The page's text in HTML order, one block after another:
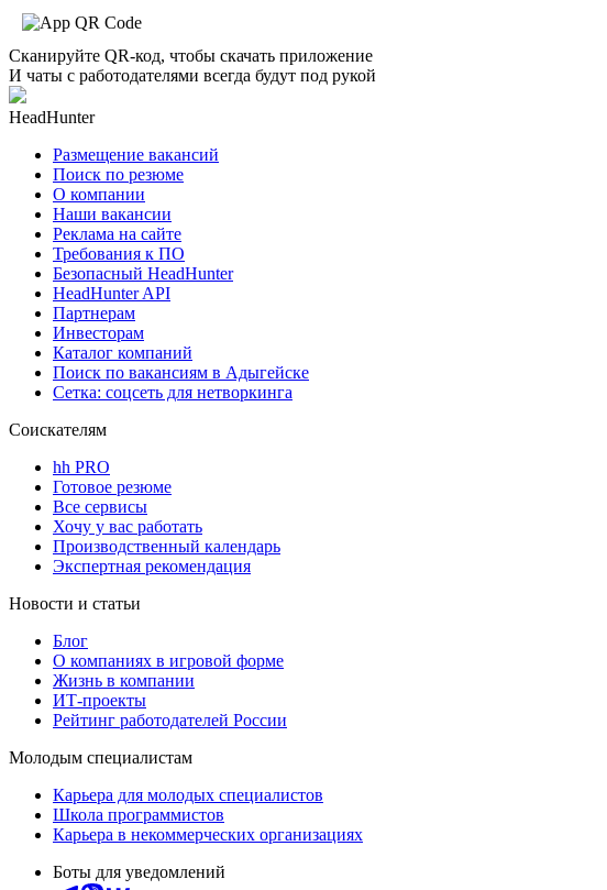
Сканируйте QR-код, чтобы скачать приложение
И чаты с работодателями всегда будут под рукой
HeadHunter
Размещение вакансий
Поиск по резюме
О компании
Наши вакансии
Реклама на сайте
Требования к ПО
Безопасный HeadHunter
HeadHunter API
Партнерам
Инвесторам
Каталог компаний
Поиск по вакансиям в Адыгейске
Сетка: соцсеть для нетворкинга
Соискателям
hh PRO
Готовое резюме
Все сервисы
Хочу у вас работать
Производственный календарь
Экспертная рекомендация
Новости и статьи
Блог
О компаниях в игровой форме
Жизнь в компании
ИТ-проекты
Рейтинг работодателей России
Молодым специалистам
Карьера для молодых специалистов
Школа программистов
Карьера в некоммерческих организациях
Боты для уведомлений